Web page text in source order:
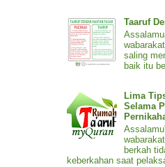
Taaruf
saling
baik itu
Lima
Selama
berkah
keberkahan saat